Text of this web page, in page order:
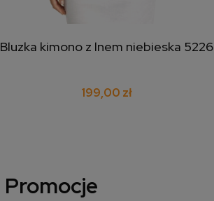
dodaj do koszyka
Bluzka kimono z lnem niebieska 5226
199,00 zł
Promocje